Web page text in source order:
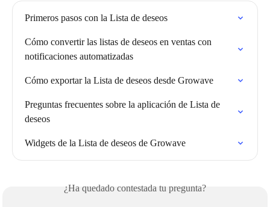
Primeros pasos con la Lista de deseos
Cómo convertir las listas de deseos en ventas con
notificaciones automatizadas
Cómo exportar la Lista de deseos desde Growave
Preguntas frecuentes sobre la aplicación de Lista de
deseos
Widgets de la Lista de deseos de Growave
¿Ha quedado contestada tu pregunta?